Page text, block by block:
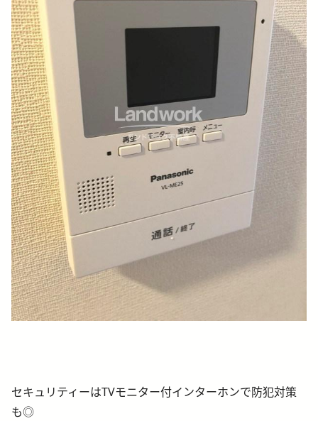
セキュリティーはTVモニター付インターホンで防犯対策
も◎